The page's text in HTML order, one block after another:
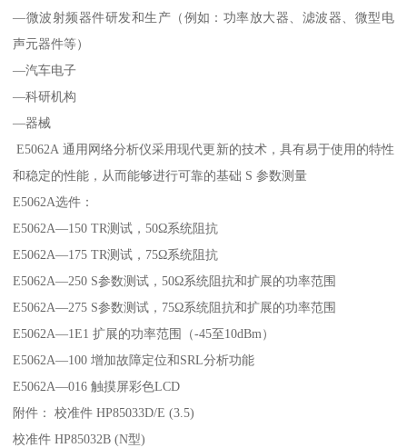
—微波射频器件研发和生产（例如：功率放大器、滤波器、微型电
声元器件等）
—汽车电子
—科研机构
—器械
E5062A 通用网络分析仪采用现代更新的技术，具有易于使用的特性
和稳定的性能，从而能够进行可靠的基础 S 参数测量
E5062A选件：
E5062A—150 TR测试，50Ω系统阻抗
E5062A—175 TR测试，75Ω系统阻抗
E5062A—250 S参数测试，50Ω系统阻抗和扩展的功率范围
E5062A—275 S参数测试，75Ω系统阻抗和扩展的功率范围
E5062A—1E1 扩展的功率范围（-45至10dBm）
E5062A—100 增加故障定位和SRL分析功能
E5062A—016 触摸屏彩色LCD
附件： 校准件 HP85033D/E (3.5)
校准件 HP85032B (N型)